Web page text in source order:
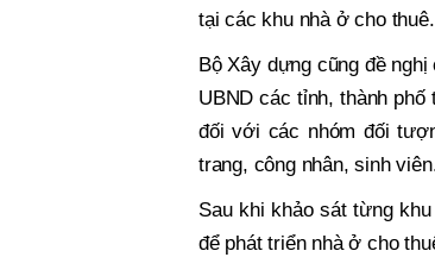
tại các khu nhà ở cho thuê.
Bộ Xây dựng cũng đề
UBND các tỉnh, thành
đối với các nhóm đối
trang, công nhân, sinh
Sau khi khảo sát từng
để phát triển nhà ở cho